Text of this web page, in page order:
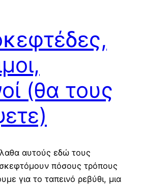
(θα τους
αυτούς εδώ τους
πόσους τρόπους
για το ταπεινό ρεβύθι, μια